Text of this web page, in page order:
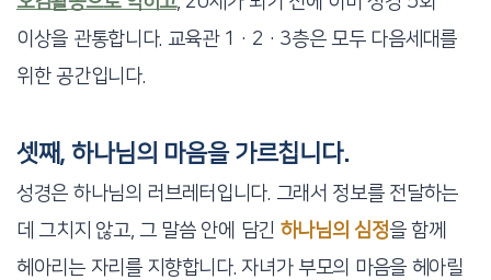
이상을 관통합니다. 교육관 1·2·3층은 모두 다음세대를
위한 공간입니다.
셋째, 하나님의 마음을 가르칩니다.
성경은 하나님의 러브레터입니다. 그래서 정보를 전달하는
데 그치지 않고, 그 말씀 안에 담긴 하나님의 심정을 함께
헤아리는 자리를 지향합니다. 자녀가 부모의 마음을 헤아릴